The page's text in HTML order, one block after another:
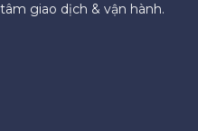
giao dịch & vận hành.